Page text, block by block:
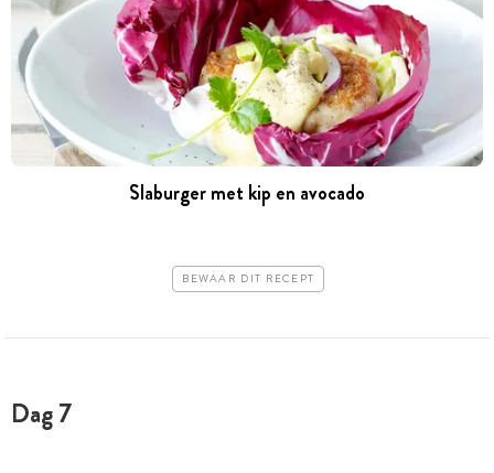
Slaburger met kip en avocado
BEWAAR DIT RECEPT
Dag 7